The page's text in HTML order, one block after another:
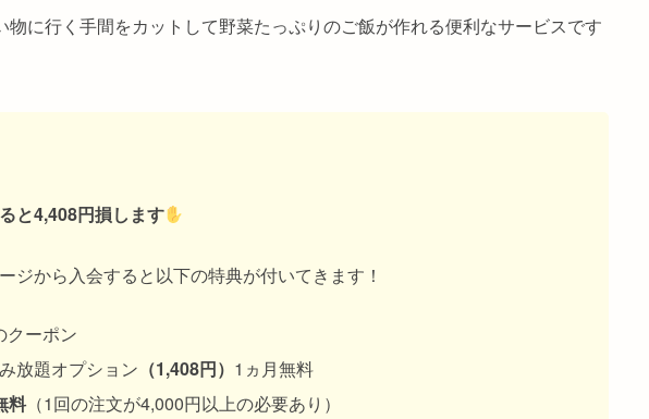
物に行く手間をカットして野菜たっぷりのご飯が作れる便利なサービスです
と4,408円損します
ジから入会すると以下の特典が付いてきます！
クーポン
放題オプション （1,408円） 1ヵ月無料
料（1回の注文が4,000円以上の必要あり）